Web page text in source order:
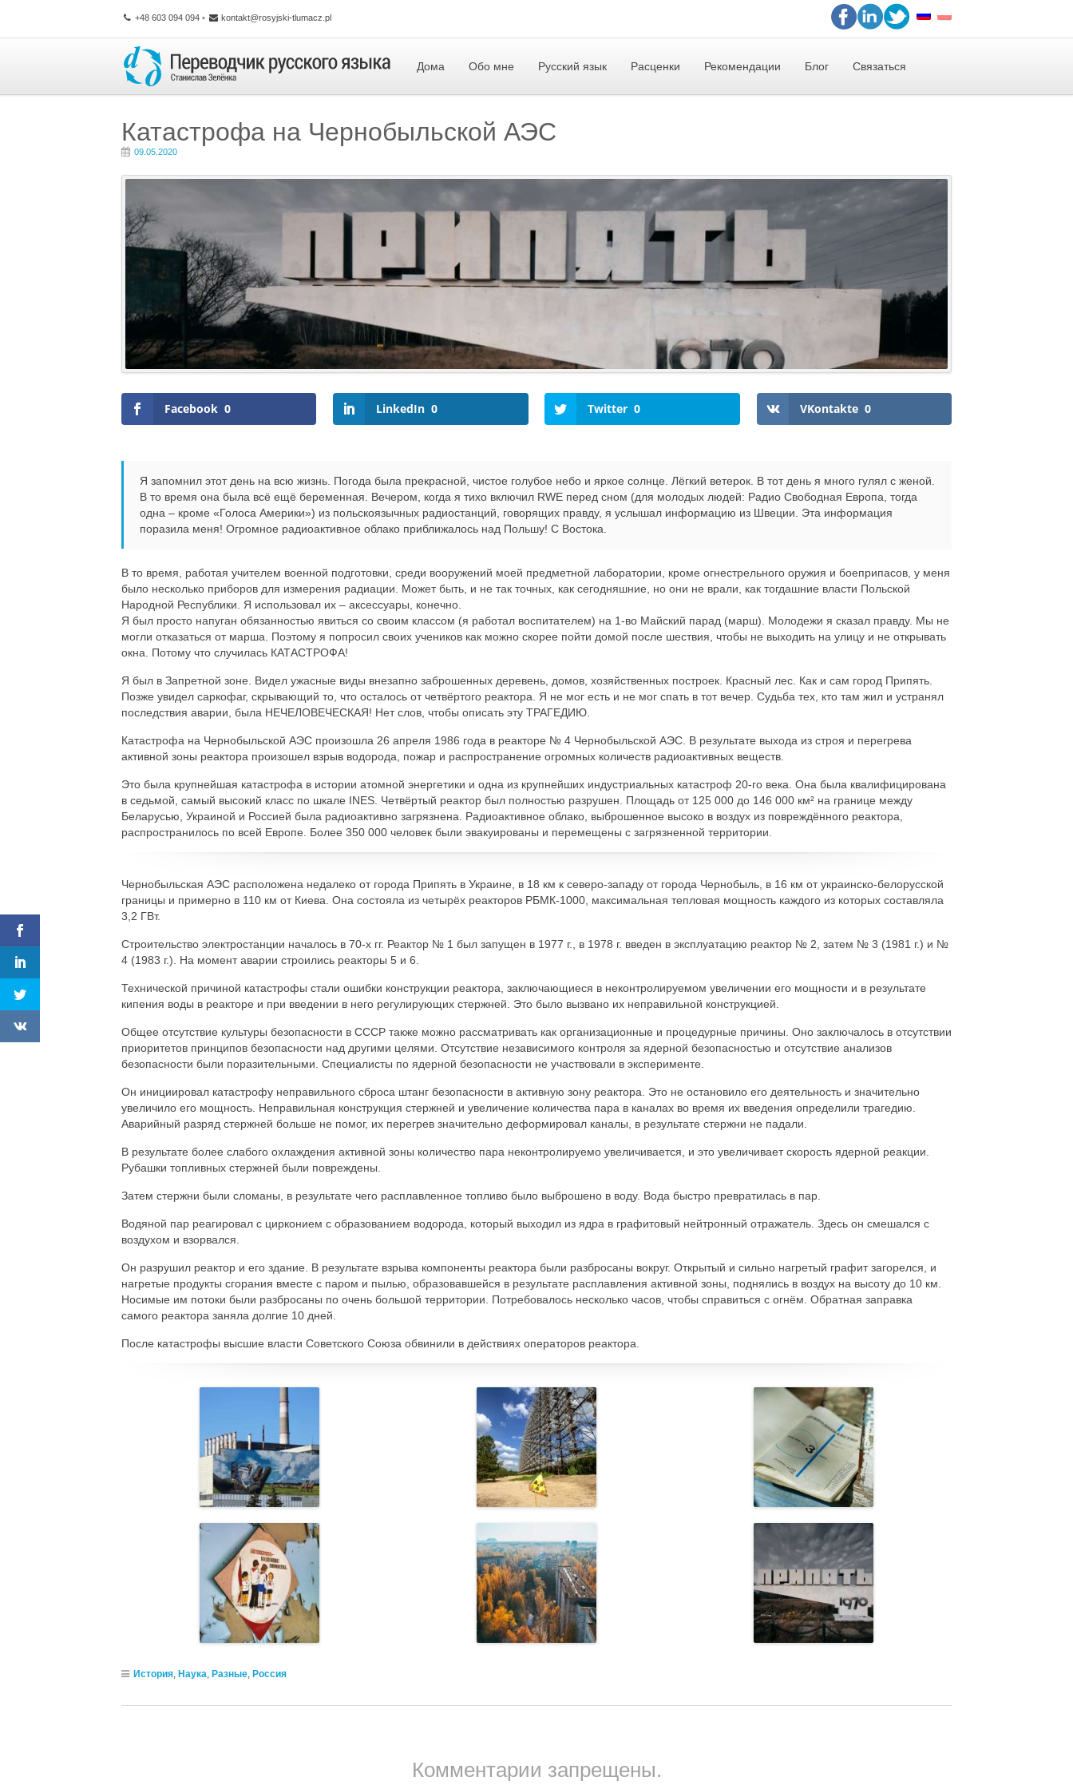
+48 603 094 094 • kontakt@rosyjski-tlumacz.pl
Дома Обо мне Русский язык Расценки Рекомендации Блог Связаться
Катастрофа на Чернобыльской АЭС
09.05.2020
Facebook 0 LinkedIn 0 Twitter 0 VKontakte 0
Я запомнил этот день на всю жизнь. Погода была прекрасной, чистое голубое небо и яркое солнце. Лёгкий ветерок. В тот день я много гулял с женой.
В то время она была всё ещё беременная. Вечером, когда я тихо включил RWE перед сном (для молодых людей: Радио Свободная Европа, тогда
одна – кроме «Голоса Америки») из польскоязычных радиостанций, говорящих правду, я услышал информацию из Швеции. Эта информация
поразила меня! Огромное радиоактивное облако приближалось над Польшу! С Востока.
В то время, работая учителем военной подготовки, среди вооружений моей предметной лаборатории, кроме огнестрельного оружия и боеприпасов, у меня
было несколько приборов для измерения радиации. Может быть, и не так точных, как сегодняшние, но они не врали, как тогдашние власти Польской
Народной Республики. Я использовал их – аксессуары, конечно.
Я был просто напуган обязанностью явиться со своим классом (я работал воспитателем) на 1-во Майский парад (марш). Молодежи я сказал правду. Мы не
могли отказаться от марша. Поэтому я попросил своих учеников как можно скорее пойти домой после шествия, чтобы не выходить на улицу и не открывать
окна. Потому что случилась КАТАСТРОФА!
Я был в Запретной зоне. Видел ужасные виды внезапно заброшенных деревень, домов, хозяйственных построек. Красный лес. Как и сам город Припять.
Позже увидел саркофаг, скрывающий то, что осталось от четвёртого реактора. Я не мог есть и не мог спать в тот вечер. Судьба тех, кто там жил и устранял
последствия аварии, была НЕЧЕЛОВЕЧЕСКАЯ! Нет слов, чтобы описать эту ТРАГЕДИЮ.
Катастрофа на Чернобыльской АЭС произошла 26 апреля 1986 года в реакторе № 4 Чернобыльской АЭС. В результате выхода из строя и перегрева
активной зоны реактора произошел взрыв водорода, пожар и распространение огромных количеств радиоактивных веществ.
Это была крупнейшая катастрофа в истории атомной энергетики и одна из крупнейших индустриальных катастроф 20-го века. Она была квалифицирована
в седьмой, самый высокий класс по шкале INES. Четвёртый реактор был полностью разрушен. Площадь от 125 000 до 146 000 км² на границе между
Беларусью, Украиной и Россией была радиоактивно загрязнена. Радиоактивное облако, выброшенное высоко в воздух из повреждённого реактора,
распространилось по всей Европе. Более 350 000 человек были эвакуированы и перемещены с загрязненной территории.
Чернобыльская АЭС расположена недалеко от города Припять в Украине, в 18 км к северо-западу от города Чернобыль, в 16 км от украинско-белорусской
границы и примерно в 110 км от Киева. Она состояла из четырёх реакторов РБМК-1000, максимальная тепловая мощность каждого из которых составляла
3,2 ГВт.
Строительство электростанции началось в 70-х гг. Реактор № 1 был запущен в 1977 г., в 1978 г. введен в эксплуатацию реактор № 2, затем № 3 (1981 г.) и №
4 (1983 г.). На момент аварии строились реакторы 5 и 6.
Технической причиной катастрофы стали ошибки конструкции реактора, заключающиеся в неконтролируемом увеличении его мощности и в результате
кипения воды в реакторе и при введении в него регулирующих стержней. Это было вызвано их неправильной конструкцией.
Общее отсутствие культуры безопасности в СССР также можно рассматривать как организационные и процедурные причины. Оно заключалось в отсутствии
приоритетов принципов безопасности над другими целями. Отсутствие независимого контроля за ядерной безопасностью и отсутствие анализов
безопасности были поразительными. Специалисты по ядерной безопасности не участвовали в эксперименте.
Он инициировал катастрофу неправильного сброса штанг безопасности в активную зону реактора. Это не остановило его деятельность и значительно
увеличило его мощность. Неправильная конструкция стержней и увеличение количества пара в каналах во время их введения определили трагедию.
Аварийный разряд стержней больше не помог, их перегрев значительно деформировал каналы, в результате стержни не падали.
В результате более слабого охлаждения активной зоны количество пара неконтролируемо увеличивается, и это увеличивает скорость ядерной реакции.
Рубашки топливных стержней были повреждены.
Затем стержни были сломаны, в результате чего расплавленное топливо было выброшено в воду. Вода быстро превратилась в пар.
Водяной пар реагировал с цирконием с образованием водорода, который выходил из ядра в графитовый нейтронный отражатель. Здесь он смешался с
воздухом и взорвался.
Он разрушил реактор и его здание. В результате взрыва компоненты реактора были разбросаны вокруг. Открытый и сильно нагретый графит загорелся, и
нагретые продукты сгорания вместе с паром и пылью, образовавшейся в результате расплавления активной зоны, поднялись в воздух на высоту до 10 км.
Носимые им потоки были разбросаны по очень большой территории. Потребовалось несколько часов, чтобы справиться с огнём. Обратная заправка
самого реактора заняла долгие 10 дней.
После катастрофы высшие власти Советского Союза обвинили в действиях операторов реактора.
История Наука Разные Россия
Комментарии запрещены.